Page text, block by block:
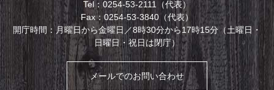
Tel：0254-53-2111（代表）
Fax：0254-53-3840（代表）
開庁時間：月曜日から金曜日／8時30分から17時15分（土曜日・
日曜日・祝日は閉庁）
メールでのお問い合わせ